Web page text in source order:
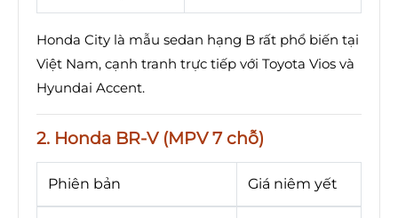
Honda City là mẫu sedan hạng B rất phổ biến tại
Việt Nam, cạnh tranh trực tiếp với Toyota Vios và
Hyundai Accent.
2. Honda BR-V (MPV 7 chỗ)
Phiên bản Giá niêm yết